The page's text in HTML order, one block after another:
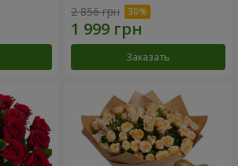
2 856 грн
Заказать